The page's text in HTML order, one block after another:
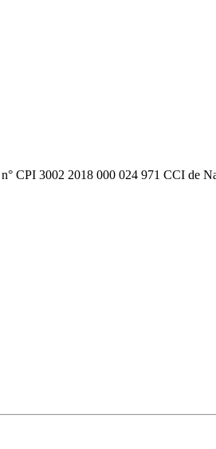
CPI 3002 2018 000 024 971 CCI de